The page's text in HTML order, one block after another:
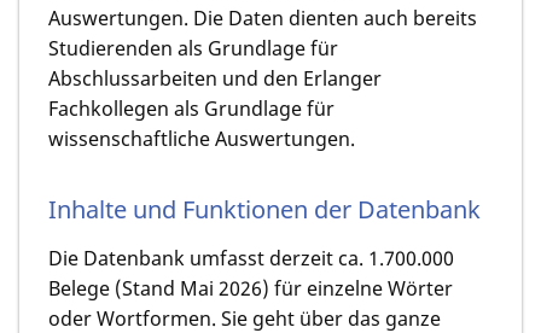
Auswertungen. Die Daten dienten auch bereits
Studierenden als Grundlage für
Abschlussarbeiten und den Erlanger
Fachkollegen als Grundlage für
wissenschaftliche Auswertungen.
Inhalte und Funktionen der Datenbank
Die Datenbank umfasst derzeit ca. 1.700.000
Belege (Stand Mai 2026) für einzelne Wörter
oder Wortformen. Sie geht über das ganze